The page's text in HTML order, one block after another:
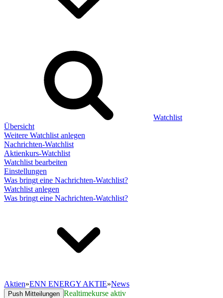
Watchlist
Übersicht
Weitere Watchlist anlegen
Nachrichten-Watchlist
Aktienkurs-Watchlist
Watchlist bearbeiten
Einstellungen
Was bringt eine Nachrichten-Watchlist?
Watchlist anlegen
Was bringt eine Nachrichten-Watchlist?
Aktien»ENN ENERGY AKTIE»News
Push Mitteilungen Realtimekurse aktiv